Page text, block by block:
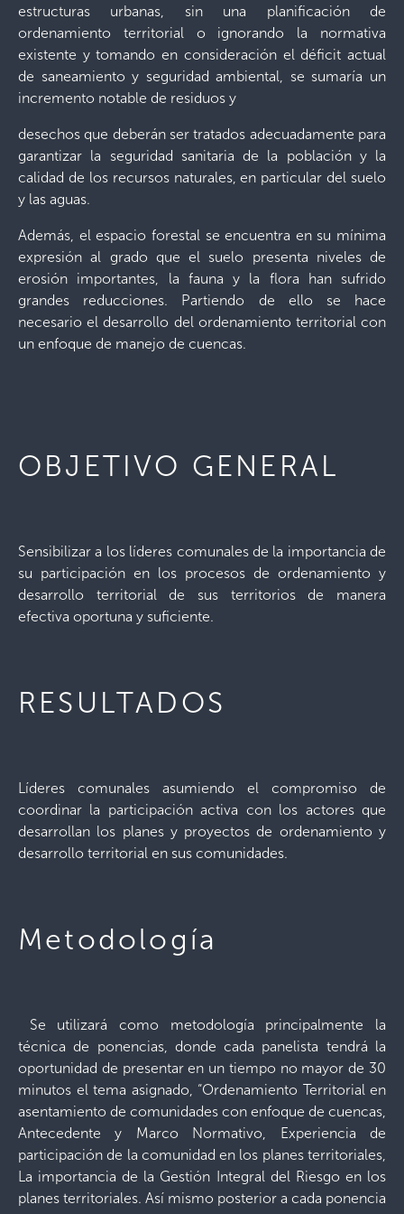
estructuras urbanas, sin una planificación de
ordenamiento territorial o ignorando la normativa
existente y tomando en consideración el déficit actual
de saneamiento y seguridad ambiental, se sumaría un
incremento notable de residuos y
desechos que deberán ser tratados adecuadamente para
garantizar la seguridad sanitaria de la población y la
calidad de los recursos naturales, en particular del suelo
y las aguas.
Además, el espacio forestal se encuentra en su mínima
expresión al grado que el suelo presenta niveles de
erosión importantes, la fauna y la flora han sufrido
grandes reducciones. Partiendo de ello se hace
necesario el desarrollo del ordenamiento territorial con
un enfoque de manejo de cuencas.
OBJETIVO GENERAL
Sensibilizar a los líderes comunales de la importancia de
su participación en los procesos de ordenamiento y
desarrollo territorial de sus territorios de manera
efectiva oportuna y suficiente.
RESULTADOS
Líderes comunales asumiendo el compromiso de
coordinar la participación activa con los actores que
desarrollan los planes y proyectos de ordenamiento y
desarrollo territorial en sus comunidades.
Metodología
Se utilizará como metodología principalmente la
técnica de ponencias, donde cada panelista tendrá la
oportunidad de presentar en un tiempo no mayor de 30
minutos el tema asignado, “Ordenamiento Territorial en
asentamiento de comunidades con enfoque de cuencas,
Antecedente y Marco Normativo, Experiencia de
participación de la comunidad en los planes territoriales,
La importancia de la Gestión Integral del Riesgo en los
planes territoriales. Así mismo posterior a cada ponencia